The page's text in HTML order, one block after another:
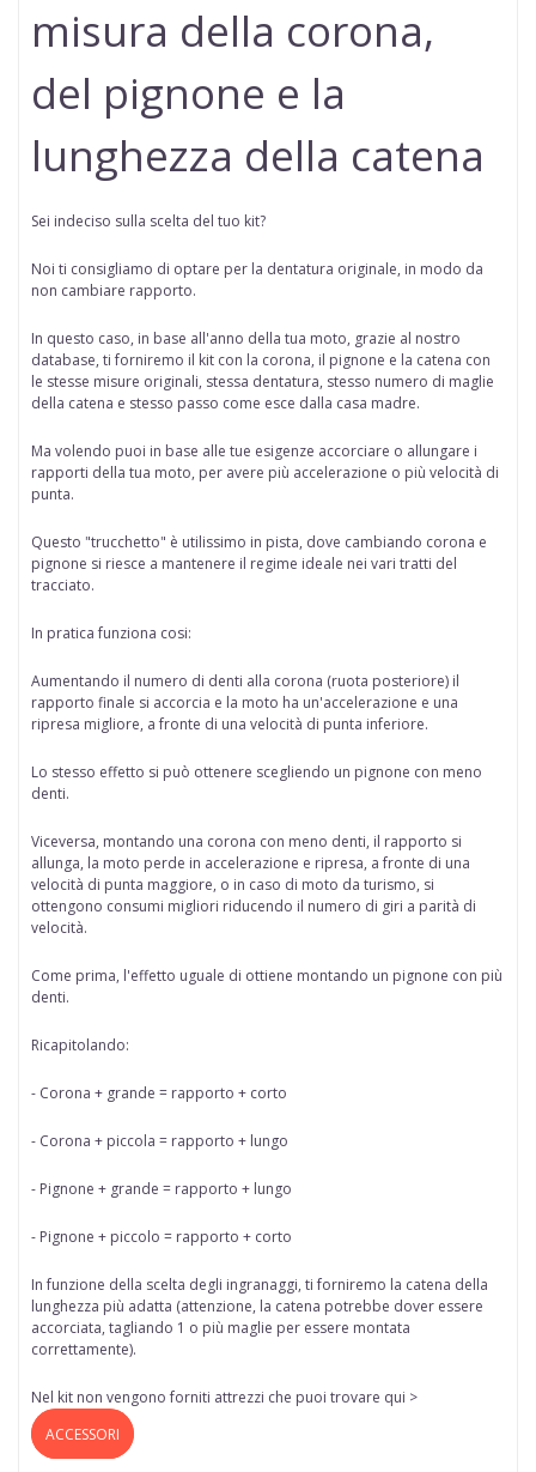
misura della corona,
del pignone e la
lunghezza della catena
Sei indeciso sulla scelta del tuo kit?
Noi ti consigliamo di optare per la dentatura originale, in modo da
non cambiare rapporto.
In questo caso, in base all'anno della tua moto, grazie al nostro
database, ti forniremo il kit con la corona, il pignone e la catena con
le stesse misure originali, stessa dentatura, stesso numero di maglie
della catena e stesso passo come esce dalla casa madre.
Ma volendo puoi in base alle tue esigenze accorciare o allungare i
rapporti della tua moto, per avere più accelerazione o più velocità di
punta.
Questo "trucchetto" è utilissimo in pista, dove cambiando corona e
pignone si riesce a mantenere il regime ideale nei vari tratti del
tracciato.
In pratica funziona cosi:
Aumentando il numero di denti alla corona (ruota posteriore) il
rapporto finale si accorcia e la moto ha un'accelerazione e una
ripresa migliore, a fronte di una velocità di punta inferiore.
Lo stesso effetto si può ottenere scegliendo un pignone con meno
denti.
Viceversa, montando una corona con meno denti, il rapporto si
allunga, la moto perde in accelerazione e ripresa, a fronte di una
velocità di punta maggiore, o in caso di moto da turismo, si
ottengono consumi migliori riducendo il numero di giri a parità di
velocità.
Come prima, l'effetto uguale di ottiene montando un pignone con più
denti.
Ricapitolando:
- Corona + grande = rapporto + corto
- Corona + piccola = rapporto + lungo
- Pignone + grande = rapporto + lungo
- Pignone + piccolo = rapporto + corto
In funzione della scelta degli ingranaggi, ti forniremo la catena della
lunghezza più adatta (attenzione, la catena potrebbe dover essere
accorciata, tagliando 1 o più maglie per essere montata
correttamente).
Nel kit non vengono forniti attrezzi che puoi trovare qui >
ACCESSORI